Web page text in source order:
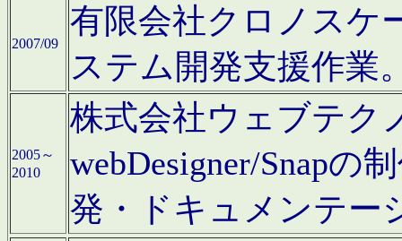
2007/09
有限会社クロノスケ
ステム開発支援作業
2005～
2010
株式会社ウェブテク
webDesigner/Snapの
発・ドキュメンテー